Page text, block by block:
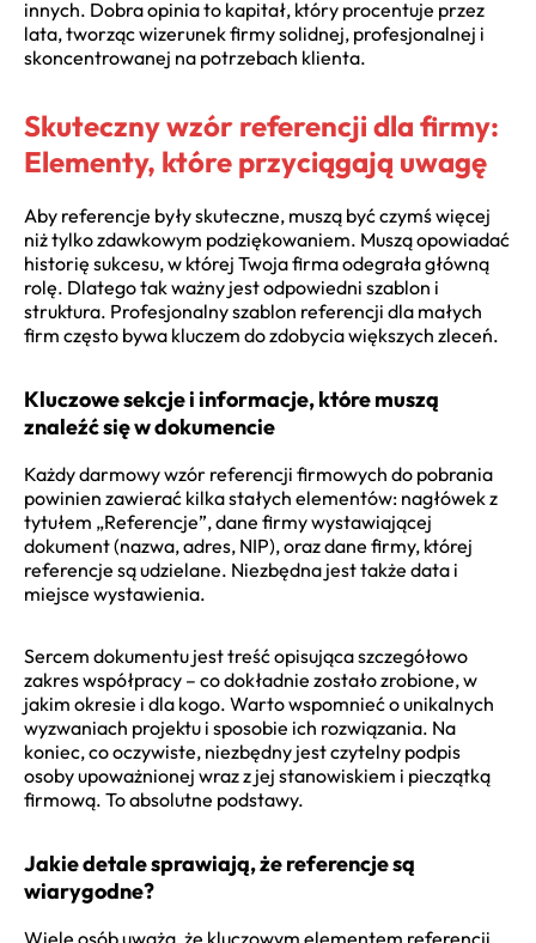
innych. Dobra opinia to kapitał, który procentuje przez
lata, tworząc wizerunek firmy solidnej, profesjonalnej i
skoncentrowanej na potrzebach klienta.
Skuteczny wzór referencji dla firmy:
Elementy, które przyciągają uwagę
Aby referencje były skuteczne, muszą być czymś więcej
niż tylko zdawkowym podziękowaniem. Muszą opowiadać
historię sukcesu, w której Twoja firma odegrała główną
rolę. Dlatego tak ważny jest odpowiedni szablon i
struktura. Profesjonalny szablon referencji dla małych
firm często bywa kluczem do zdobycia większych zleceń.
Kluczowe sekcje i informacje, które muszą
znaleźć się w dokumencie
Każdy darmowy wzór referencji firmowych do pobrania
powinien zawierać kilka stałych elementów: nagłówek z
tytułem „Referencje”, dane firmy wystawiającej
dokument (nazwa, adres, NIP), oraz dane firmy, której
referencje są udzielane. Niezbędna jest także data i
miejsce wystawienia.
Sercem dokumentu jest treść opisująca szczegółowo
zakres współpracy – co dokładnie zostało zrobione, w
jakim okresie i dla kogo. Warto wspomnieć o unikalnych
wyzwaniach projektu i sposobie ich rozwiązania. Na
koniec, co oczywiste, niezbędny jest czytelny podpis
osoby upoważnionej wraz z jej stanowiskiem i pieczątką
firmową. To absolutne podstawy.
Jakie detale sprawiają, że referencje są
wiarygodne?
Wiele osób uważa, że kluczowym elementem referencji